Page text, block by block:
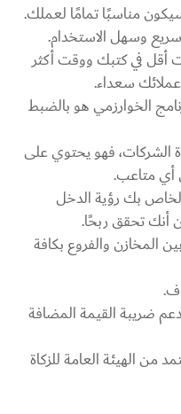
مناسبًا تمامًا لعملك.
وسهل الاستخدام.
أقل في كتبك ووقت أكثر
سعداء.
الخوارزمي هو بالضبط
الشركات، فهو يحتوي على
أي متاعب.
بك رؤية الدخل
أنك تحقق ربحًا.
المخازن والفروع بكافة
ضريبة القيمة المضافة
من الهيئة العامة للزكاة